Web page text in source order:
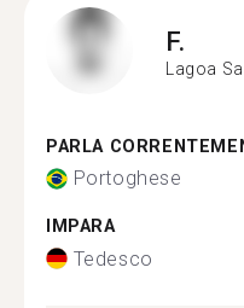
F.
Lagoa
PARLA
Portoghese
IMPARA
Tedesco